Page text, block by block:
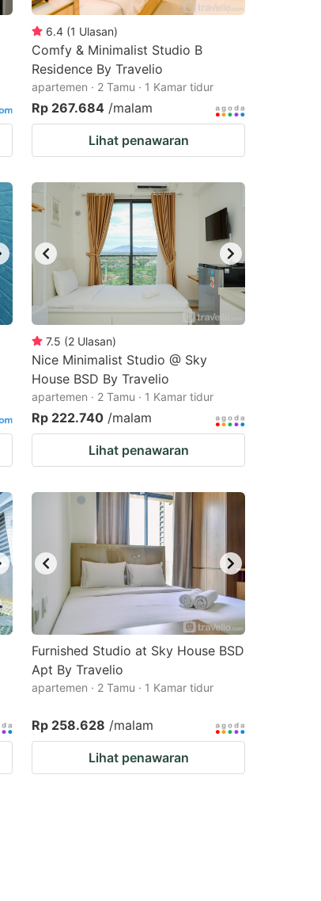
6.4 (1 Ulasan)
Comfy & Minimalist Studio B
Residence By Travelio
apartemen · 2 Tamu · 1 Kamar tidur
Rp 267.684 /malam
Lihat penawaran
7.5 (2 Ulasan)
Nice Minimalist Studio @ Sky
House BSD By Travelio
apartemen · 2 Tamu · 1 Kamar tidur
Rp 222.740 /malam
Lihat penawaran
Furnished Studio at Sky House BSD
Apt By Travelio
apartemen · 2 Tamu · 1 Kamar tidur
Rp 258.628 /malam
Lihat penawaran